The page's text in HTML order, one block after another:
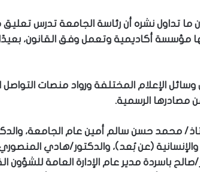
تداول نشره أن رئاسة الجامعة تدرس تعليق
مؤسسة أكاديمية وتعمل وفق القانون،
الإعلام المختلفة ورواد منصات
مصادرها الرسمية.
محمد حسن سالم أمين عام الجامعة،
والإنسانية (عن بُعد)، والدكتور/هادي
صالح باسردة مدير عام الإدارة العامة للشؤون